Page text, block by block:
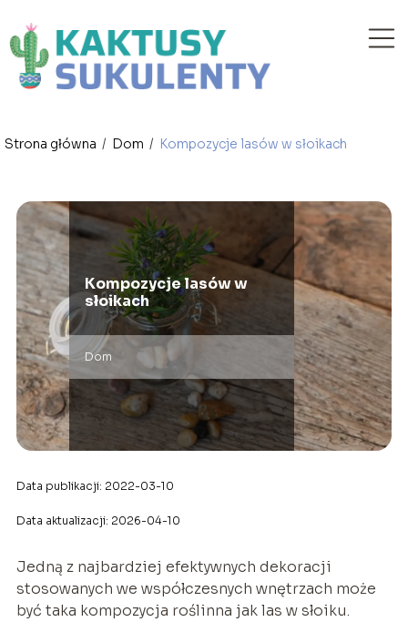
Strona główna / Dom / Kompozycje lasów w słoikach
Kompozycje lasów w
słoikach
Dom
Data publikacji: 2022-03-10
Data aktualizacji: 2026-04-10
Jedną z najbardziej efektywnych dekoracji
stosowanych we współczesnych wnętrzach może
być taka kompozycja roślinna jak las w słoiku.